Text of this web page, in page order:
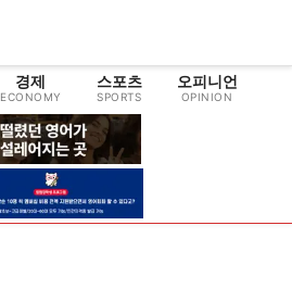
경제
ECONOMY
스포츠
SPORTS
오피니언
OPINION